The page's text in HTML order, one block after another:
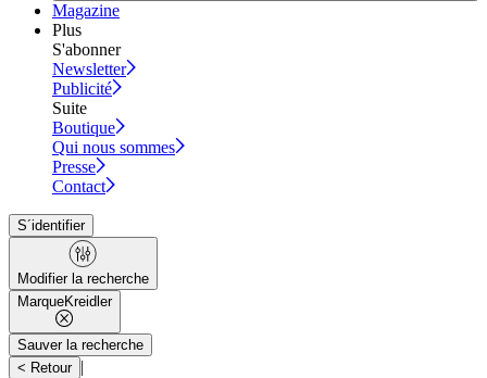
Magazine
Plus
S'abonner
Newsletter
Publicité
Suite
Boutique
Qui nous sommes
Presse
Contact
S´identifier
Modifier la recherche
MarqueKreidler
Sauver la recherche
< Retour |